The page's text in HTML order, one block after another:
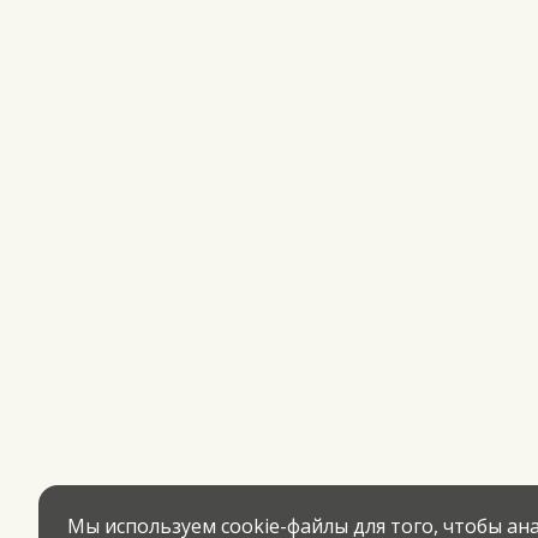
Мы используем cookie-файлы для того, чтобы